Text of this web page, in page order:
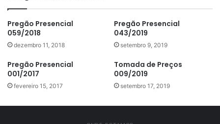
Pregão Presencial
059/2018
dezembro 11, 2018
Pregão Presencial
043/2019
setembro 9, 2019
Pregão Presencial
001/2017
fevereiro 15, 2017
Tomada de Preços
009/2019
setembro 17, 2019